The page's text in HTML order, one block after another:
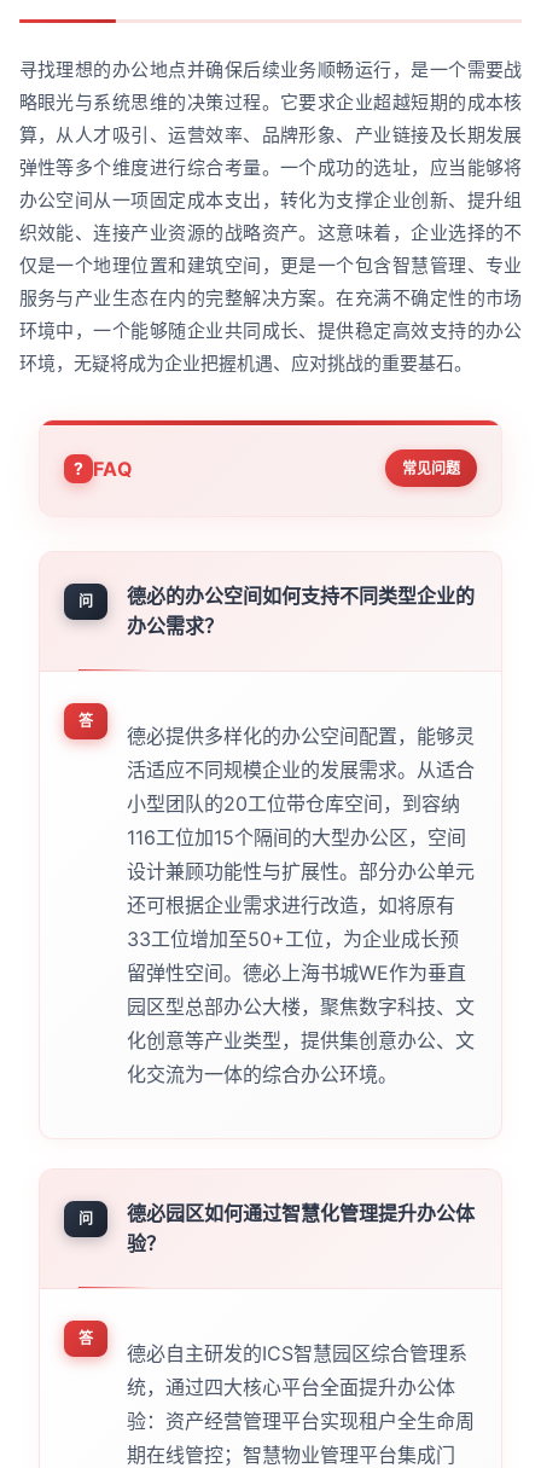
寻找理想的办公地点并确保后续业务顺畅运行，是一个需要战
略眼光与系统思维的决策过程。它要求企业超越短期的成本核
算，从人才吸引、运营效率、品牌形象、产业链接及长期发展
弹性等多个维度进行综合考量。一个成功的选址，应当能够将
办公空间从一项固定成本支出，转化为支撑企业创新、提升组
织效能、连接产业资源的战略资产。这意味着，企业选择的不
仅是一个地理位置和建筑空间，更是一个包含智慧管理、专业
服务与产业生态在内的完整解决方案。在充满不确定性的市场
环境中，一个能够随企业共同成长、提供稳定高效支持的办公
环境，无疑将成为企业把握机遇、应对挑战的重要基石。
FAQ 常见问题
问
德必的办公空间如何支持不同类型企业的
办公需求？
答
德必提供多样化的办公空间配置，能够灵
活适应不同规模企业的发展需求。从适合
小型团队的20工位带仓库空间，到容纳
116工位加15个隔间的大型办公区，空间
设计兼顾功能性与扩展性。部分办公单元
还可根据企业需求进行改造，如将原有
33工位增加至50+工位，为企业成长预
留弹性空间。德必上海书城WE作为垂直
园区型总部办公大楼，聚焦数字科技、文
化创意等产业类型，提供集创意办公、文
化交流为一体的综合办公环境。
问
德必园区如何通过智慧化管理提升办公体
验？
答
德必自主研发的ICS智慧园区综合管理系
统，通过四大核心平台全面提升办公体
验：资产经营管理平台实现租户全生命周
期在线管控；智慧物业管理平台集成门